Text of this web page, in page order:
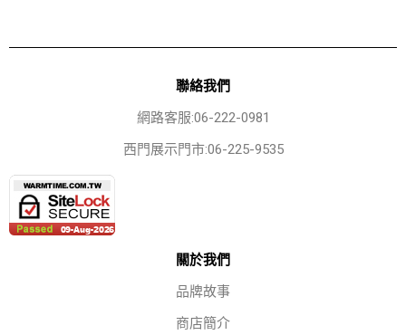
聯絡我們
網路客服:06-222-0981
西門展示門市:06-225-9535
關於我們
品牌故事
商店簡介